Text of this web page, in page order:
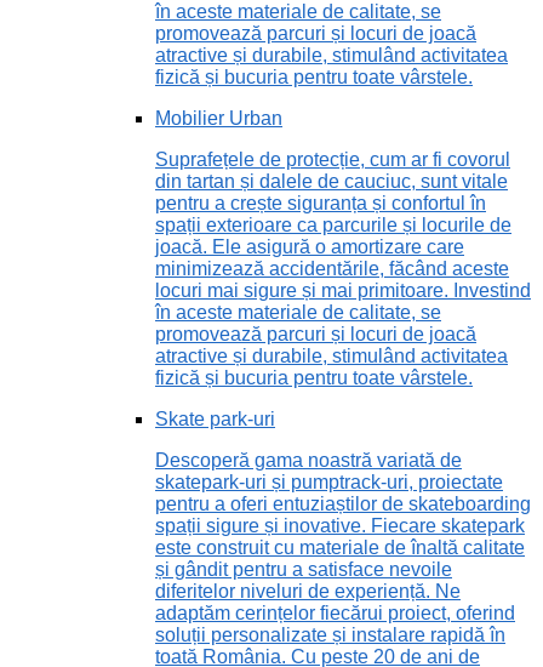
în aceste materiale de calitate, se
promovează parcuri și locuri de joacă
atractive și durabile, stimulând activitatea
fizică și bucuria pentru toate vârstele.
Mobilier Urban
Suprafețele de protecție, cum ar fi covorul
din tartan și dalele de cauciuc, sunt vitale
pentru a crește siguranța și confortul în
spații exterioare ca parcurile și locurile de
joacă. Ele asigură o amortizare care
minimizează accidentările, făcând aceste
locuri mai sigure și mai primitoare. Investind
în aceste materiale de calitate, se
promovează parcuri și locuri de joacă
atractive și durabile, stimulând activitatea
fizică și bucuria pentru toate vârstele.
Skate park-uri
Descoperă gama noastră variată de
skatepark-uri și pumptrack-uri, proiectate
pentru a oferi entuziaștilor de skateboarding
spații sigure și inovative. Fiecare skatepark
este construit cu materiale de înaltă calitate
și gândit pentru a satisface nevoile
diferitelor niveluri de experiență. Ne
adaptăm cerințelor fiecărui proiect, oferind
soluții personalizate și instalare rapidă în
toată România. Cu peste 20 de ani de